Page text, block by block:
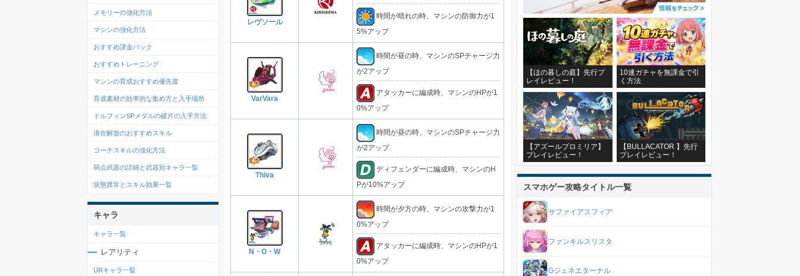
レヴソール
時間が晴れの時、マシンの防御力が1
5%アップ
VarVara
時間が昼の時、マシンのSPチャージ力
が2アップ
アタッカーに編成時、マシンのHPが1
0%アップ
Thiva
時間が昼の時、マシンのSPチャージ力
が2アップ
ディフェンダーに編成時、マシンのH
Pが10%アップ
N・O・W
時間が夕方の時、マシンの攻撃力が1
0%アップ
アタッカーに編成時、マシンのHPが1
0%アップ
メモリーの強化方法
マシンの強化方法
おすすめ課金パック
おすすめトレーニング
マシンの育成おすすめ優先度
育成素材の効率的な集め方と入手場所
ドルフィンSPメダルの破片の入手方法
潜在解放のおすすめスキル
コーチスキルの強化方法
弱点武器の詳細と武器別キャラ一覧
状態異常とスキル効果一覧
キャラ
キャラ一覧
レアリティ
URキャラ一覧
【ほの暮しの庭】先行プ
レイレビュー！
10連ガチャを無課金で引
く方法
【アズールプロミリア】
プレイレビュー！
【BULLACATOR 】先行
プレイレビュー！
スマホゲー攻略タイトル一覧
サファイアスフィア
ファンキルスリスタ
Gジェネエターナル